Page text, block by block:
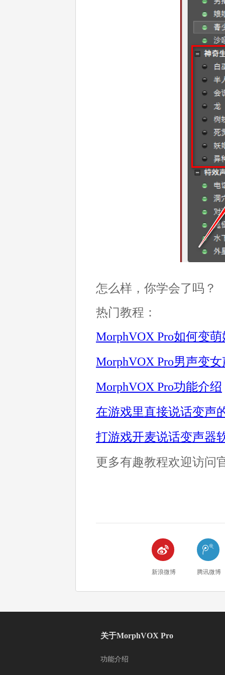
怎么样，你学会了吗？
热门教程：
MorphVOX Pro如何变
MorphVOX Pro男声变女
MorphVOX Pro功能介绍
在游戏里直接说话变声
打游戏开麦说话变声器
更多有趣教程欢迎访问

新浪微博

腾讯微博
关于MorphVOX Pro
功能介绍